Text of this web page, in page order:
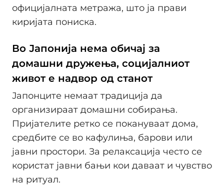
официјалната метража, што ја прави
киријата пониска.
Во Јапонија нема обичај за
домашни дружења, социјалниот
живот е надвор од станот
Јапонците немаат традиција да
организираат домашни собирања.
Пријателите ретко се покануваат дома,
средбите се во кафулиња, барови или
јавни простори. За релаксација често се
користат јавни бањи кои даваат и чувство
на ритуал.